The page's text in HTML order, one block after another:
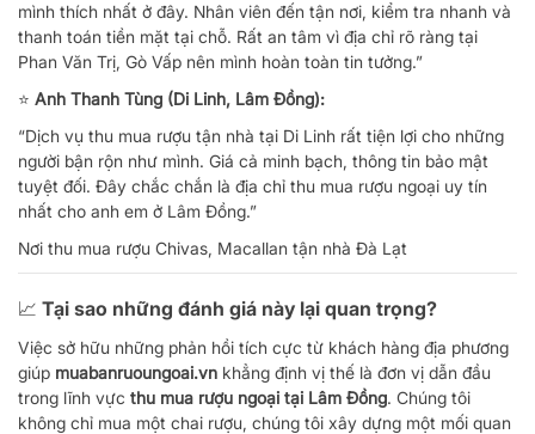
mình thích nhất ở đây. Nhân viên đến tận nơi, kiểm tra nhanh và
thanh toán tiền mặt tại chỗ. Rất an tâm vì địa chỉ rõ ràng tại
Phan Văn Trị, Gò Vấp nên mình hoàn toàn tin tưởng.”
⭐ Anh Thanh Tùng (Di Linh, Lâm Đồng):
“Dịch vụ thu mua rượu tận nhà tại Di Linh rất tiện lợi cho những
người bận rộn như mình. Giá cả minh bạch, thông tin bảo mật
tuyệt đối. Đây chắc chắn là địa chỉ thu mua rượu ngoại uy tín
nhất cho anh em ở Lâm Đồng.”
Nơi thu mua rượu Chivas, Macallan tận nhà Đà Lạt
📈 Tại sao những đánh giá này lại quan trọng?
Việc sở hữu những phản hồi tích cực từ khách hàng địa phương
giúp muabanruoungoai.vn khẳng định vị thế là đơn vị dẫn đầu
trong lĩnh vực thu mua rượu ngoại tại Lâm Đồng. Chúng tôi
không chỉ mua một chai rượu, chúng tôi xây dựng một mối quan